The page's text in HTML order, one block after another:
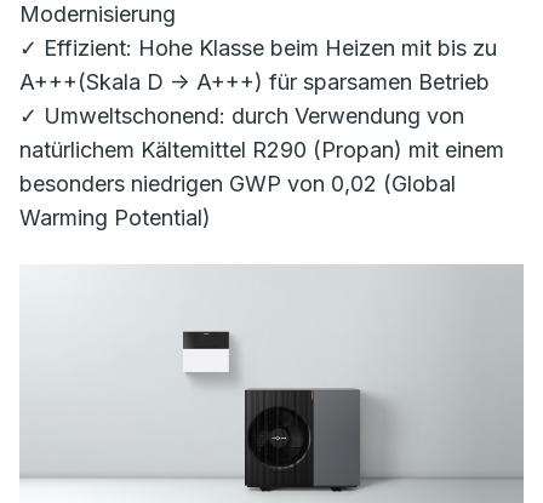
Modernisierung
✓ Effizient: Hohe Klasse beim Heizen mit bis zu
A+++(Skala D -> A+++) für sparsamen Betrieb
✓ Umweltschonend: durch Verwendung von
natürlichem Kältemittel R290 (Propan) mit einem
besonders niedrigen GWP von 0,02 (Global
Warming Potential)